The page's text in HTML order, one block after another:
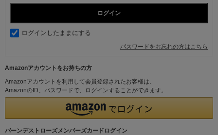
ログインしたままにする
パスワードをお忘れの方はこちら
Amazonアカウントをお持ちの方
Amazonアカウントを利用して会員登録されたお客様は、
AmazonのID、パスワードで、ログインすることができます。
バーンデストローズメンバーズカードログイン